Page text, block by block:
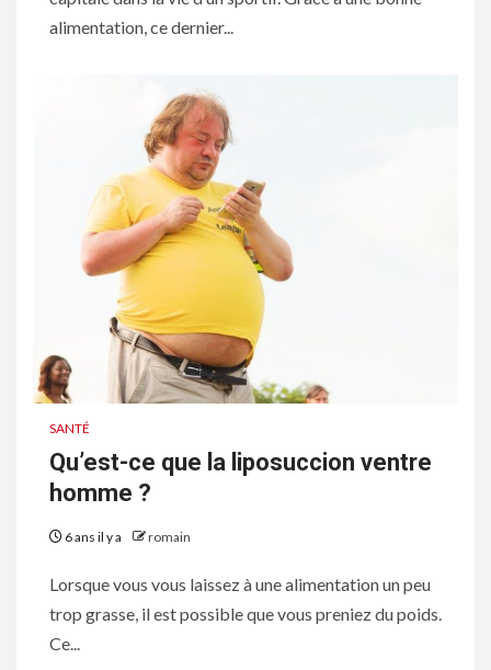
alimentation, ce dernier...
SANTÉ
Qu’est-ce que la liposuccion ventre
homme ?
6 ans il y a romain
Lorsque vous vous laissez à une alimentation un peu
trop grasse, il est possible que vous preniez du poids.
Ce...